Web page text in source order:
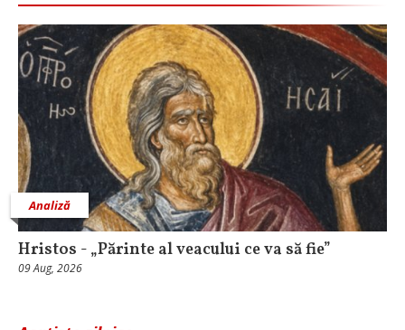
Analiză
Hristos - „Părinte al veacului ce va să fie”
09 Aug, 2026